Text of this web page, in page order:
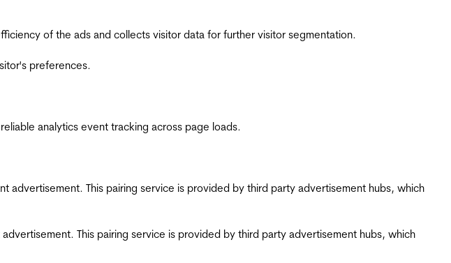
of the ads and collects visitor data for further visitor segmentation.
preferences.
analytics event tracking across page loads.
This pairing service is provided by third party advertisement hubs, which
This pairing service is provided by third party advertisement hubs, which